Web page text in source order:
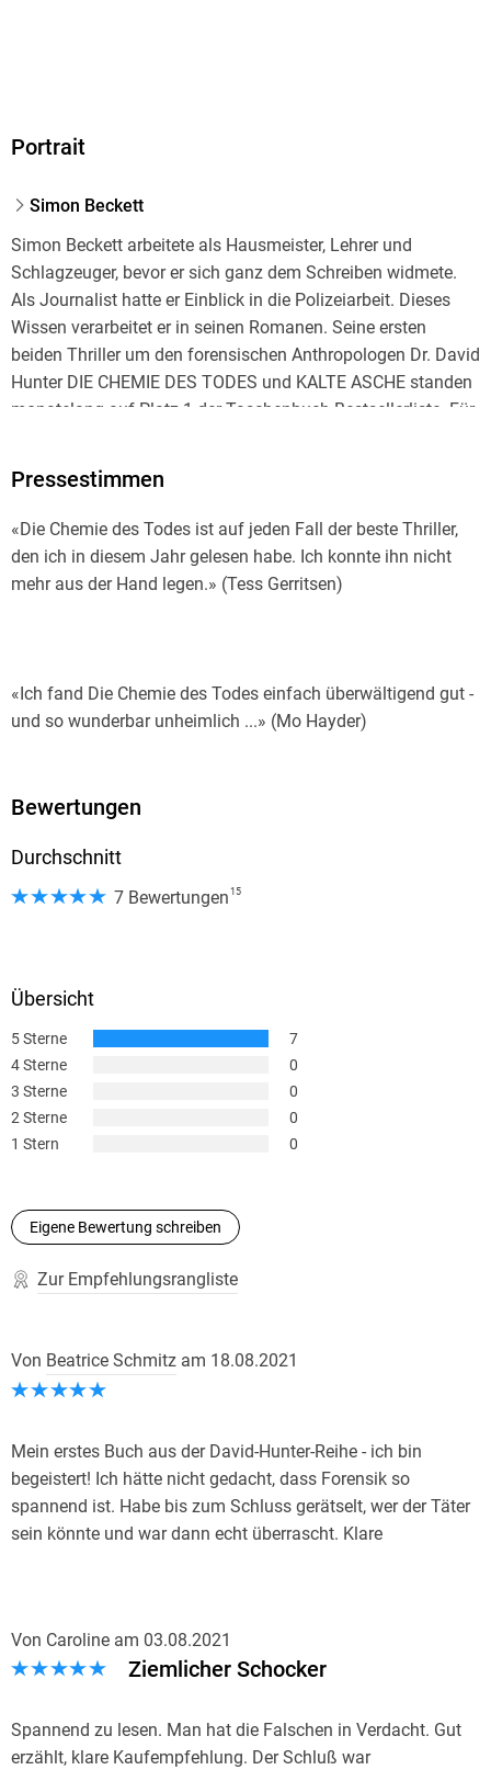
Portrait
Simon Beckett
Simon Beckett arbeitete als Hausmeister, Lehrer und
Schlagzeuger, bevor er sich ganz dem Schreiben widmete.
Als Journalist hatte er Einblick in die Polizeiarbeit. Dieses
Wissen verarbeitet er in seinen Romanen. Seine ersten
beiden Thriller um den forensischen Anthropologen Dr. David
Hunter DIE CHEMIE DES TODES und KALTE ASCHE standen
monatelang auf Platz 1 der Taschenbuch-Bestsellerliste. Für
Sheffield.
Pressestimmen
«Die Chemie des Todes ist auf jeden Fall der beste Thriller,
den ich in diesem Jahr gelesen habe. Ich konnte ihn nicht
mehr aus der Hand legen.» (Tess Gerritsen)
«Ich fand Die Chemie des Todes einfach überwältigend gut -
und so wunderbar unheimlich ...» (Mo Hayder)
wenn rundum Fliegen surren und ein leichter Modergeruch in
der Luft liegt.» (Deutschlandradio)
Bewertungen
Durchschnitt
7 Bewertungen 15
Übersicht
5 Sterne
7
4 Sterne
0
3 Sterne
0
2 Sterne
0
1 Stern
0
Eigene Bewertung schreiben
Zur Empfehlungsrangliste
Von Beatrice Schmitz am 18.08.2021
Mein erstes Buch aus der David-Hunter-Reihe - ich bin
begeistert! Ich hätte nicht gedacht, dass Forensik so
spannend ist. Habe bis zum Schluss gerätselt, wer der Täter
sein könnte und war dann echt überrascht. Klare
Von Caroline am 03.08.2021
Ziemlicher Schocker
Spannend zu lesen. Man hat die Falschen in Verdacht. Gut
erzählt, klare Kaufempfehlung. Der Schluß war